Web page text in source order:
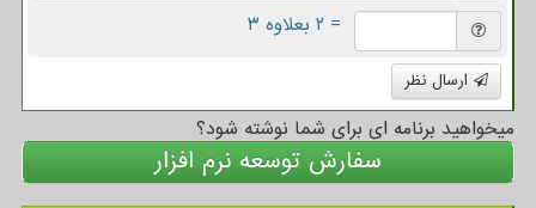
= ۲ بعلاوه ۳
ارسال نظر
میخواهید برنامه ای برای شما نوشته شود؟
سفارش توسعه نرم افزار